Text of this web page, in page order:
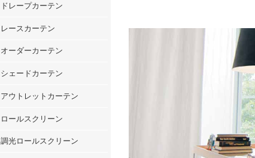
ドレープカーテン
レースカーテン
オーダーカーテン
シェードカーテン
アウトレットカーテン
ロールスクリーン
調光ロールスクリーン